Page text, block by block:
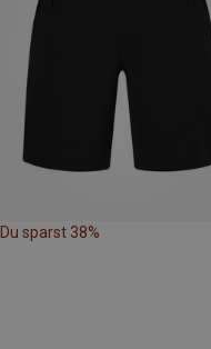
Du sparst 38%